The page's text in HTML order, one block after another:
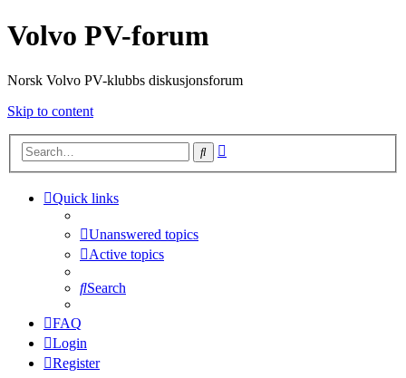
Volvo PV-forum
Norsk Volvo PV-klubbs diskusjonsforum
Skip to content
Search
Quick links
Unanswered topics
Active topics
Search
FAQ
Login
Register